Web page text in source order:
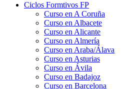
Ciclos Formtivos FP
Curso en A Coruña
Curso en Albacete
Curso en Alicante
Curso en Almería
Curso en Araba/Álava
Curso en Asturias
Curso en Ávila
Curso en Badajoz
Curso en Barcelona